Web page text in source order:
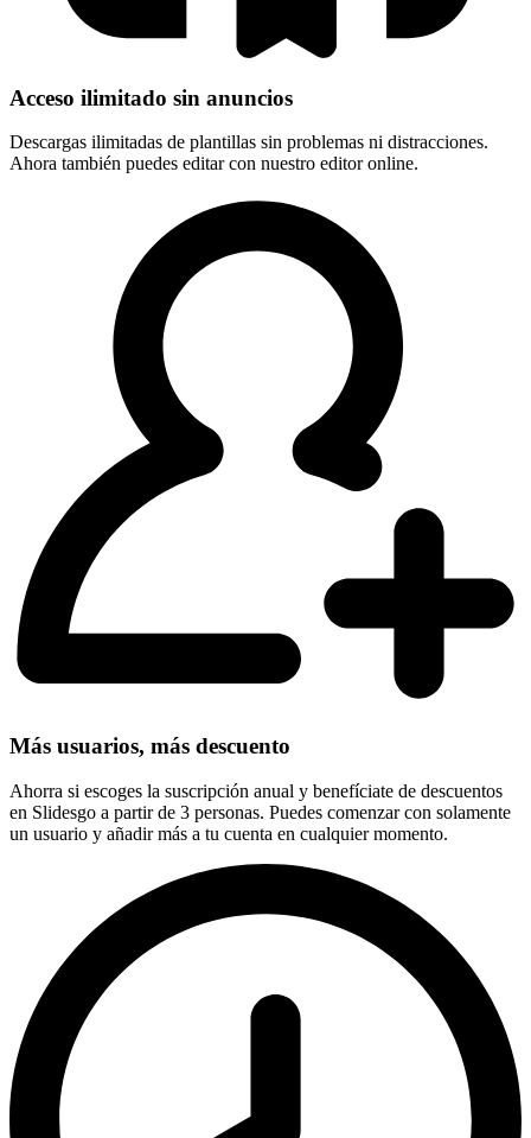
Acceso ilimitado sin anuncios
Descargas ilimitadas de plantillas sin problemas ni distracciones.
Ahora también puedes editar con nuestro editor online.
Más usuarios, más descuento
Ahorra si escoges la suscripción anual y benefíciate de descuentos
en Slidesgo a partir de 3 personas. Puedes comenzar con solamente
un usuario y añadir más a tu cuenta en cualquier momento.